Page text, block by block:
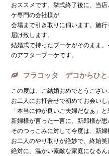
おススメです。挙式終了後に、当
ケ専門の会社様が
会場まで引き取りに伺います。施
届け致します。
結婚式で持ったブーケがそのまま
のアフターブーケです。
フラコッタ デコからひと
この度は、ご結婚おめでとうござい
お二人にお打合せで初めてお会い
「本当に仲が良いご夫婦だなぁ」と
新婦様が言った一言に、新郎様が思
そのつっこみに対して今度は、新婦
お二人のやり取りが絶妙で、終始
絶対に、温かい素敵な家庭になるん